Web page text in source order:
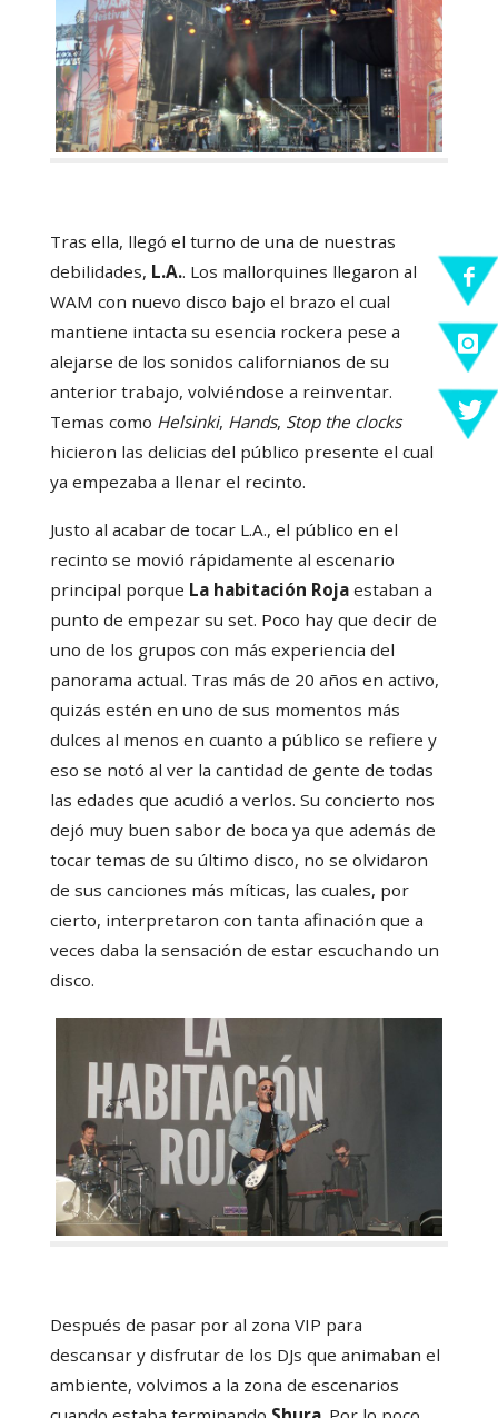
Tras ella, llegó el turno de una de nuestras
debilidades, L.A.. Los mallorquines llegaron al
WAM con nuevo disco bajo el brazo el cual
mantiene intacta su esencia rockera pese a
alejarse de los sonidos californianos de su
anterior trabajo, volviéndose a reinventar.
Temas como Helsinki, Hands, Stop the clocks
hicieron las delicias del público presente el cual
ya empezaba a llenar el recinto.
Justo al acabar de tocar L.A., el público en el
recinto se movió rápidamente al escenario
principal porque La habitación Rojaestaban a
punto de empezar su set. Poco hay que decir de
uno de los grupos con más experiencia del
panorama actual. Tras más de 20 años en activo,
quizás estén en uno de sus momentos más
dulces al menos en cuanto a público se refiere y
eso se notó al ver la cantidad de gente de todas
las edades que acudió a verlos. Su concierto nos
dejó muy buen sabor de boca ya que además de
tocar temas de su último disco, no se olvidaron
de sus canciones más míticas, las cuales, por
cierto, interpretaron con tanta afinación que a
veces daba la sensación de estar escuchando un
disco.
Después de pasar por al zona VIP para
descansar y disfrutar de los DJs que animaban el
ambiente, volvimos a la zona de escenarios